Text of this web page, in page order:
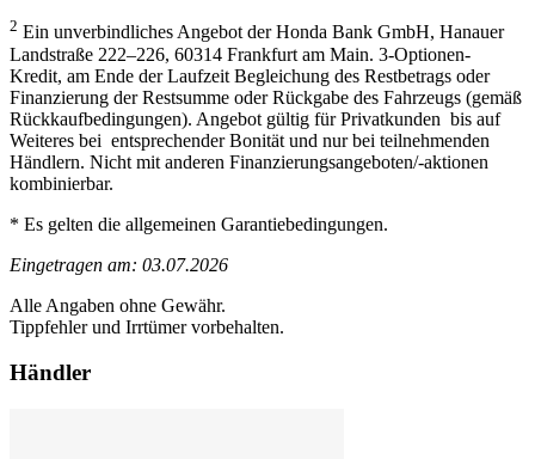
2 Ein unverbindliches Angebot der Honda Bank GmbH, Hanauer
Landstraße 222–226, 60314 Frankfurt am Main. 3-Optionen-
Kredit, am Ende der Laufzeit Begleichung des Restbetrags oder
Finanzierung der Restsumme oder Rückgabe des Fahrzeugs (gemäß
Rückkaufbedingungen). Angebot gültig für Privatkunden bis auf
Weiteres bei entsprechender Bonität und nur bei teilnehmenden
Händlern. Nicht mit anderen Finanzierungsangeboten/-aktionen
kombinierbar.
* Es gelten die allgemeinen Garantiebedingungen.
Eingetragen am: 03.07.2026
Alle Angaben ohne Gewähr.
Tippfehler und Irrtümer vorbehalten.
Händler